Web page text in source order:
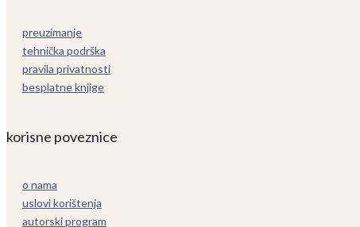
preuzimanje
tehnička podrška
pravila privatnosti
besplatne knjige
korisne poveznice
o nama
uslovi korištenja
autorski program